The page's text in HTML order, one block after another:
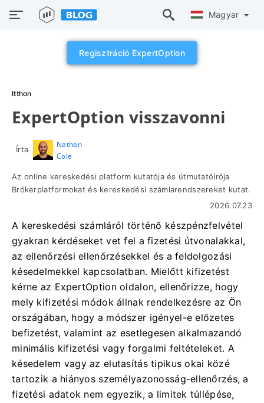
Magyar
Regisztráció ExpertOption
Itthon
ExpertOption visszavonni
Írta
Nathan
Cole
Az online kereskedési platform kutatója és útmutatóírója
Brókerplatformokat és kereskedési számlarendszereket kutat.
2026.07.23
A kereskedési számláról történő készpénzfelvétel
gyakran kérdéseket vet fel a fizetési útvonalakkal,
az ellenőrzési ellenőrzésekkel és a feldolgozási
késedelmekkel kapcsolatban. Mielőtt kifizetést
kérne az ExpertOption oldalon, ellenőrizze, hogy
mely kifizetési módok állnak rendelkezésre az Ön
országában, hogy a módszer igényel-e előzetes
befizetést, valamint az esetlegesen alkalmazandó
minimális kifizetési vagy forgalmi feltételeket. A
késedelem vagy az elutasítás tipikus okai közé
tartozik a hiányos személyazonosság-ellenőrzés, a
fizetési adatok nem egyezik, a limitek túllépése,